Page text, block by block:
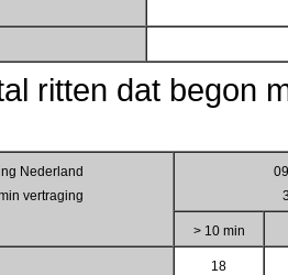
ritten dat begon
Nederland
vertraging
> 10 min
18